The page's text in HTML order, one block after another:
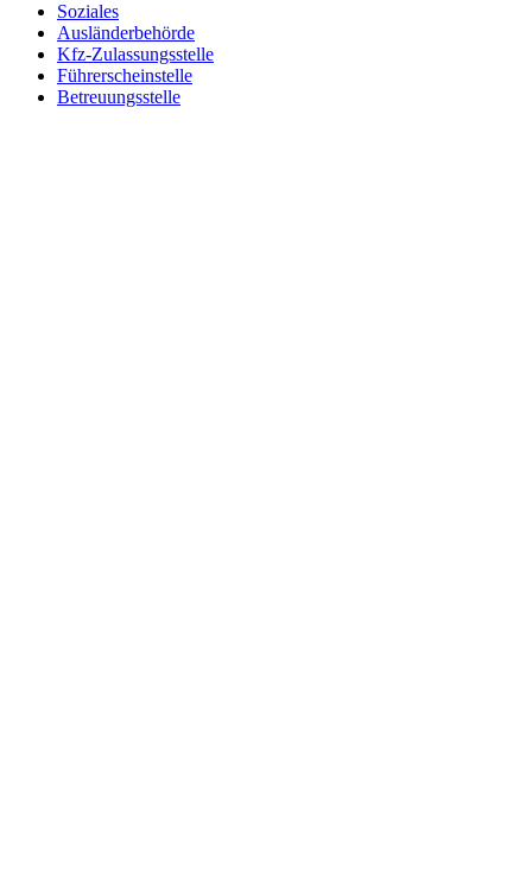
Soziales
Ausländerbehörde
Kfz-Zulassungsstelle
Führerscheinstelle
Betreuungsstelle